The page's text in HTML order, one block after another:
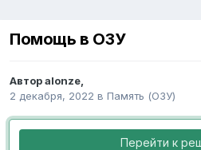
Помощь в ОЗУ
Авторalonze,
2 декабря, 2022 в Память (ОЗУ)
Перейти к